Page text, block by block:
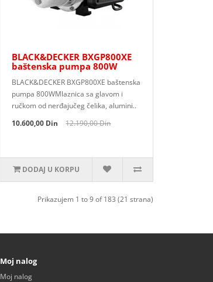
BLACK&DECKER BXGP800XE
baštenska pumpa 800W
BLACK&DECKER BXGP800XE baštenska
pumpa 800WMlaznica sa glavom i
ručkom od nerđajučeg čelika, alumini..
10.600,00 Din
12.190,00 Din
DODAJ U KORPU
Prikazujem 1 to 9 of 183 (21 strana)
Moj nalog
Moj nalog